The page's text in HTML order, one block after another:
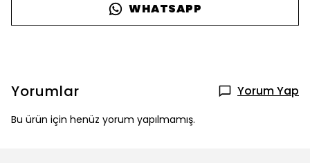
WHATSAPP
Yorumlar Yorum Yap
Bu ürün için henüz yorum yapılmamış.